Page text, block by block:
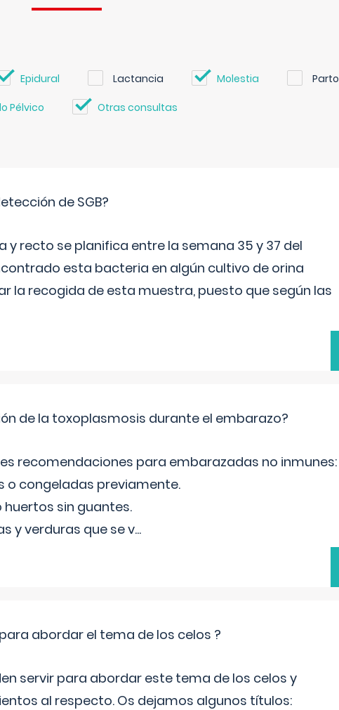
Epidural Lactancia Molestia Parto
Pélvico Otras consultas
de SGB?
y recto se planifica entre la semana 35 y 37 del
esta bacteria en algún cultivo de orina
la recogida de esta muestra, puesto que según las
de la toxoplasmosis durante el embarazo?
recomendaciones para embarazadas no inmunes:
o congeladas previamente.
sin guantes.
y verduras que se v...
abordar el tema de los celos ?
servir para abordar este tema de los celos y
al respecto. Os dejamos algunos títulos: